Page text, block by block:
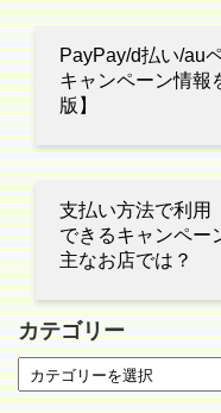
PayPay/d払い/au
キャンペーン情報
版】
支払い方法で利用
できるキャンペー
主なお店では？
カテゴリー